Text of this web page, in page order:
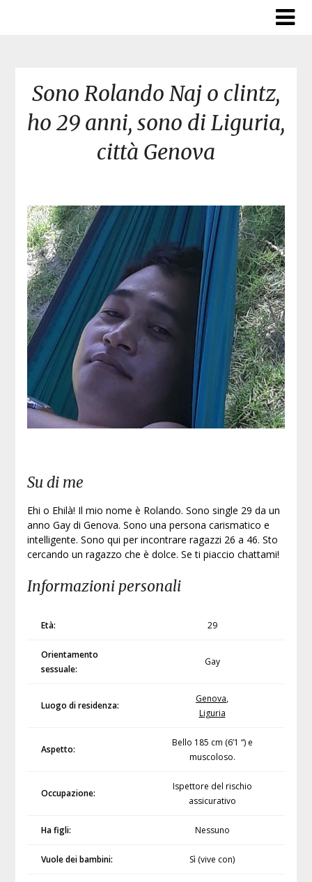
Sono Rolando Naj o clintz,
ho 29 anni, sono di Liguria,
città Genova
Su di me
Ehi o Ehilà! Il mio nome è Rolando. Sono single 29 da un
anno Gay di Genova. Sono una persona carismatico e
intelligente. Sono qui per incontrare ragazzi 26 a 46. Sto
cercando un ragazzo che è dolce. Se ti piaccio chattami!
Informazioni personali
Età: 29
Orientamento
sessuale:
Gay
Luogo di residenza:
Genova,
Liguria
Aspetto:
Bello 185 cm (6’1 “) e
muscoloso.
Occupazione:
Ispettore del rischio
assicurativo
Ha figli: Nessuno
Vuole dei bambini: Sì (vive con)